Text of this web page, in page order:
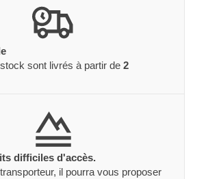
sont livrés à partir de 2
difficiles d'accès.
il pourra vous proposer